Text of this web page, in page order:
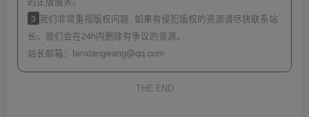
3 我们非常重视版权问题, 如果有侵犯版权的资源请尽快联系站
长，我们会在24h内删除有争议的资源。
站长邮箱： fenxiangwang@qq.com
THE END